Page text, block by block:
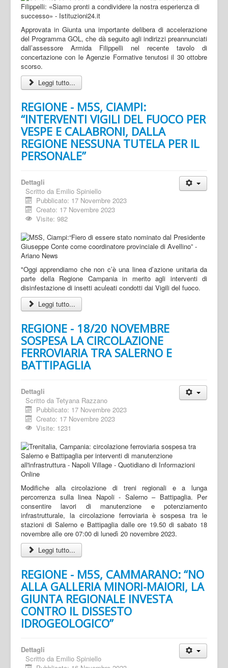
Approvata in Giunta una importante delibera di accelerazione
del Programma GOL, che dà seguito agli indirizzi preannunciati
dall’assessore Armida Filippelli nel recente tavolo di
concertazione con le Agenzie Formative tenutosi il 30 ottobre
scorso.
Leggi tutto...
REGIONE - M5S, CIAMPI:
“INTERVENTI VIGILI DEL FUOCO PER
VESPE E CALABRONI, DALLA
REGIONE NESSUNA TUTELA PER IL
PERSONALE”
Dettagli
Scritto da Emilio Spiniello
Pubblicato: 17 Novembre 2023
Creato: 17 Novembre 2023
Visite: 982
"Oggi apprendiamo che non c’è una linea d’azione unitaria da
parte della Regione Campania in merito agli interventi di
disinfestazione di insetti aculeati condotti dai Vigili del fuoco.
Leggi tutto...
REGIONE - 18/20 NOVEMBRE
SOSPESA LA CIRCOLAZIONE
FERROVIARIA TRA SALERNO E
BATTIPAGLIA
Dettagli
Scritto da Tetyana Razzano
Pubblicato: 17 Novembre 2023
Creato: 17 Novembre 2023
Visite: 1231
Modifiche alla circolazione di treni regionali e a lunga
percorrenza sulla linea Napoli - Salerno – Battipaglia. Per
consentire lavori di manutenzione e potenziamento
infrastrutturale, la circolazione ferroviaria è sospesa tra le
stazioni di Salerno e Battipaglia dalle ore 19.50 di sabato 18
novembre alle ore 07:00 di lunedì 20 novembre 2023.
Leggi tutto...
REGIONE - M5S, CAMMARANO: “NO
ALLA GALLERIA MINORI-MAIORI, LA
GIUNTA REGIONALE INVESTA
CONTRO IL DISSESTO
IDROGEOLOGICO”
Dettagli
Scritto da Emilio Spiniello